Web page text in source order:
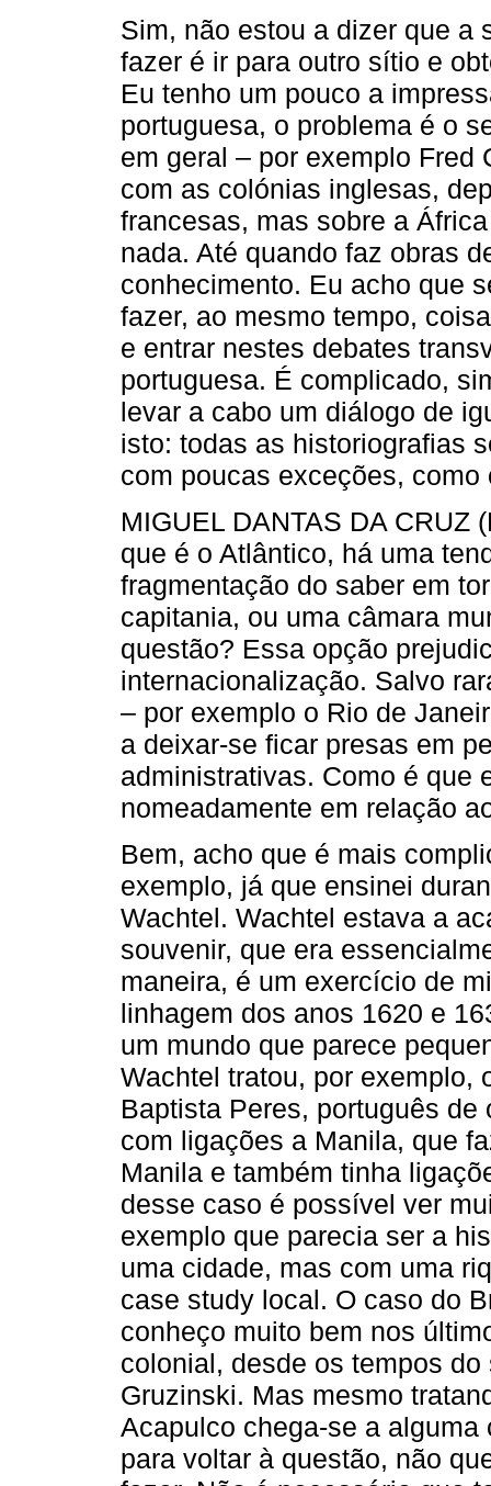
Sim, não estou a dizer que a
fazer é ir para outro sítio e
Eu tenho um pouco a
portuguesa, o problema é o
em geral – por exemplo Fred
com as colónias inglesas,
francesas, mas sobre a
nada. Até quando faz obras
conhecimento. Eu acho que
fazer, ao mesmo tempo,
e entrar nestes debates
portuguesa. É complicado,
levar a cabo um diálogo de
isto: todas as historiografias
com poucas exceções,
MIGUEL DANTAS DA CRUZ
que é o ­Atlântico, há uma
fragmentação do saber em
capitania, ou uma câmara
questão? Essa opção
internacionalização. Salvo
– por exemplo o Rio de
a deixar-se ficar presas em
administrativas. Como é que
nomeadamente em relação
Bem, acho que é mais
exemplo, já que ensinei
Wachtel. Wachtel estava a
souvenir, que era
maneira, é um exercício de
linhagem dos anos 1620 e
um mundo que parece
Wachtel tratou, por exemplo,
Baptista Peres, português
com ligações a Manila, que
Manila e também tinha
desse caso é possível ver
exemplo que parecia ser a
uma cidade, mas com uma
case study local. O caso do
conheço muito bem nos
colonial, desde os tempos
Gruzinski. Mas mesmo
Acapulco chega-se a
para voltar à questão, não